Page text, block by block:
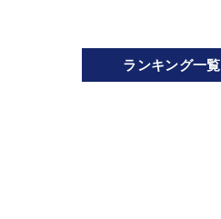
ランキング一覧